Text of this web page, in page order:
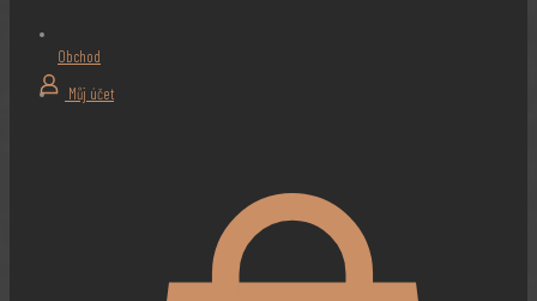
Obchod
Můj účet